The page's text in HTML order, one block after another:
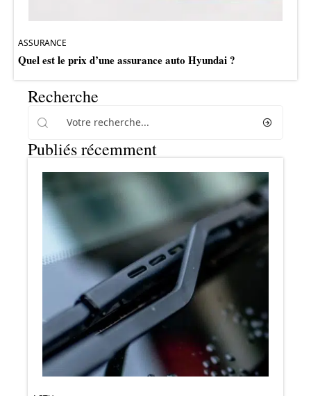
ASSURANCE
Quel est le prix d’une assurance auto Hyundai ?
Recherche
Publiés récemment